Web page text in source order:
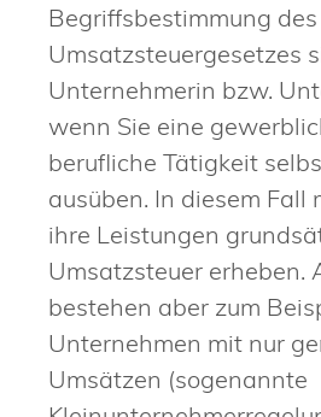
Begriffsbestimmung
Umsatzsteuergesetzes
Unternehmerin bzw.
wenn Sie eine
berufliche Tätigkeit
ausüben. In diesem Fall
ihre Leistungen
Umsatzsteuer erheben.
bestehen aber zum
Unternehmen mit nur
Umsätzen (sogenannte